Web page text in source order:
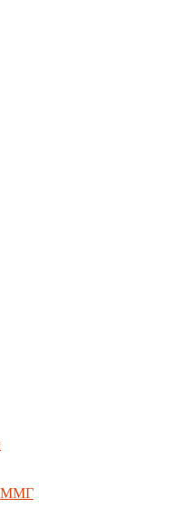
ММГ